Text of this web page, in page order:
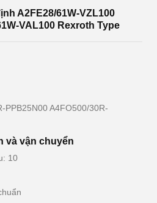
A2FE28/61W-VZL100
VAL100 Rexroth Type
PPB25N00 A4FO500/30R-
và vận chuyển
10